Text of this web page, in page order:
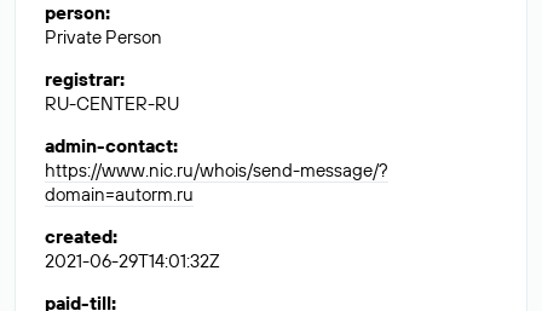
person:
Private Person
registrar:
RU-CENTER-RU
admin-contact:
https://www.nic.ru/whois/send-message/?
domain=autorm.ru
created:
2021-06-29T14:01:32Z
paid-till: